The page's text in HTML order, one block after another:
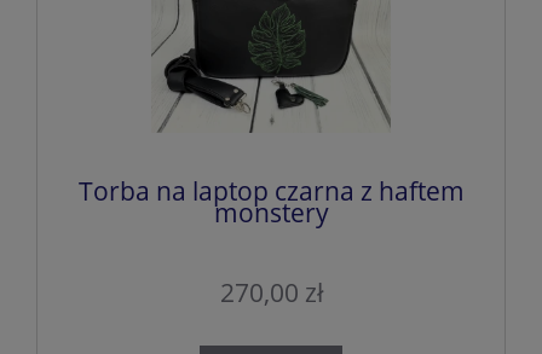
Torba na laptop czarna z haftem
monstery
270,00 zł